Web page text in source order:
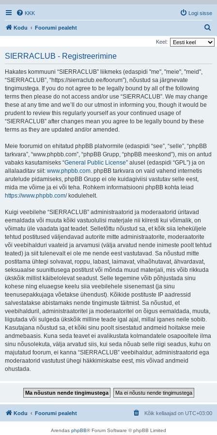
KKK Logi sisse
Kodu Foorumi pealeht
t
Keel:
SIERRACLUB - Registreerimine
Hakates kommuuni “SIERRACLUB” liikmeks (edaspidi "me", "meie", "meid",
“SIERRACLUB”, “https://sierraclub.ee/foorum”), nõustud sa järgnevate
tingimustega. If you do not agree to be legally bound by all of the following
terms then please do not access and/or use “SIERRACLUB”. We may change
these at any time and we’ll do our utmost in informing you, though it would be
prudent to review this regularly yourself as your continued usage of
“SIERRACLUB” after changes mean you agree to be legally bound by these
terms as they are updated and/or amended.
Meie foorumid on ehitatud phpBB platvormile (edaspidi “see”, “selle”, “phpBB
tarkvara”, “www.phpbb.com”, “phpBB Grupp, “phpBB meeskond”), mis on antud
vabaks kasutamiseks “General Public License” alusel (edaspidi “GPL”) ja on
allalaaditav siit: www.phpbb.com. phpBB tarkvara on vaid vahend internetis
arutelude pidamiseks, phpBB Grupp ei ole kuidagiviisi vastutav selle eest,
mida me võime ja ei või teha. Rohkem informatsiooni phpBB kohta leiad
https://www.phpbb.com/kodulehelt.
Kuigi veebilehe “SIERRACLUB” administraatorid ja moderaatorid üritavad
eemaldada või muuta kõiki vastuolulisi materjale nii kiiresti kui võimalik, on
võimatu üle vaadata igat teadet. Selletõttu nõustud sa, et kõik siia leheküljele
tehtud postitused väljendavad autorite mitte administraatorite, moderaatorite
või veebihalduri vaateid ja arvamusi (välja arvatud nende inimeste poolt tehtud
teated) ja siit tulenevalt ei ole me nende eest vastutavad. Sa nõustud mitte
postitama ühtegi solvavat, roppu, labast, laimavat, vihaõhutavat, ähvardavat,
seksuaalse suunitlusega postitust või mõnda muud materjali, mis võib rikkuda
ükskõik millist käibelolevat seadust. Selle tegemine võib põhjustada sinu
kohese ning eluaegse keelu siia veebilehele sisenemast (ja sinu
teenusepakkujaga võetakse ühendust). Kõikide postituste IP aadressid
salvestatakse abistamaks nende tingimuste täitmist. Sa nõustud, et
veebihalduril, administraatoritel ja moderaatoritel on õigus eemaldada, muuta,
liigutada või sulgeda ükskõik milline teade igal ajal, millal iganes neile sobib.
Kasutajana nõustud sa, et kõiki sinu poolt sisestatud andmeid hoitakse meie
andmebaasis. Kuna seda teavet ei avalikustata kolmandatele osapooltele ilma
sinu nõusolekuta, välja arvatud siis, kui seda nõuab selle riigi seadus, kuhu on
majutatud foorum, ei kanna “SIERRACLUB” veebihaldur, administraatorid ega
moderaatorid vastutust ühegi häkkimiskatse eest, mis võivad andmeid
ohustada.
Kodu Foorumi pealeht Kõik kellaajad on UTC+03:00
Arendas phpBB® Forum Software © phpBB Limited